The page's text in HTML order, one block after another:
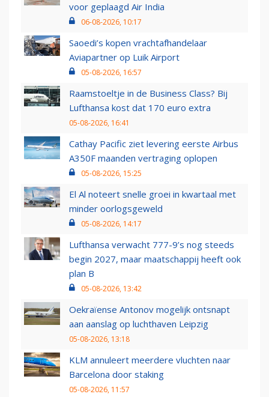
voor geplaagd Air India
06-08-2026, 10:17
Saoedi’s kopen vrachtafhandelaar
Aviapartner op Luik Airport
05-08-2026, 16:57
Raamstoeltje in de Business Class? Bij
Lufthansa kost dat 170 euro extra
05-08-2026, 16:41
Cathay Pacific ziet levering eerste Airbus
A350F maanden vertraging oplopen
05-08-2026, 15:25
El Al noteert snelle groei in kwartaal met
minder oorlogsgeweld
05-08-2026, 14:17
Lufthansa verwacht 777-9’s nog steeds
begin 2027, maar maatschappij heeft ook
plan B
05-08-2026, 13:42
Oekraïense Antonov mogelijk ontsnapt
aan aanslag op luchthaven Leipzig
05-08-2026, 13:18
KLM annuleert meerdere vluchten naar
Barcelona door staking
05-08-2026, 11:57